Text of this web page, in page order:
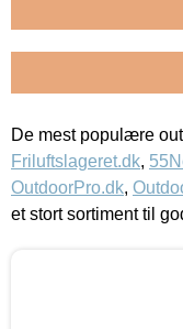
De mest populære
Friluftslageret.dk,
OutdoorPro.dk,
et stort sortiment til